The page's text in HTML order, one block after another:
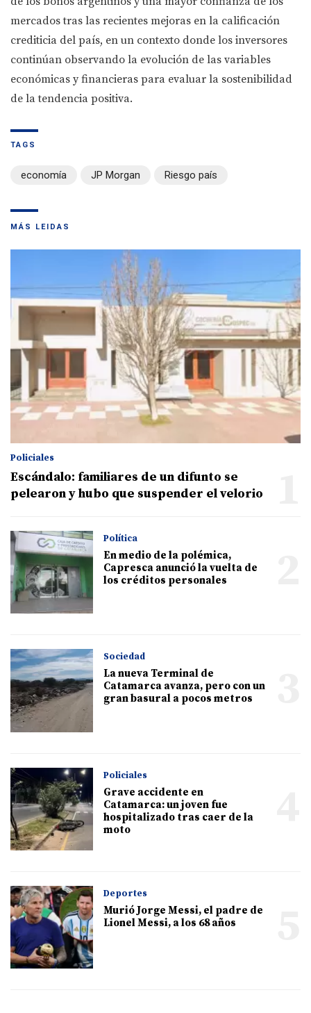
mercados tras las recientes mejoras en la calificación
crediticia del país, en un contexto donde los inversores
continúan observando la evolución de las variables
económicas y financieras para evaluar la sostenibilidad
de la tendencia positiva.
TAGS
economía JP Morgan Riesgo país
MÁS LEIDAS
Policiales
Escándalo: familiares de un difunto se
pelearon y hubo que suspender el velorio
Política
En medio de la polémica,
Capresca anunció la vuelta de
los créditos personales
Sociedad
La nueva Terminal de
Catamarca avanza, pero con un
gran basural a pocos metros
Policiales
Grave accidente en
Catamarca: un joven fue
hospitalizado tras caer de la
moto
Deportes
Murió Jorge Messi, el padre de
Lionel Messi, a los 68 años